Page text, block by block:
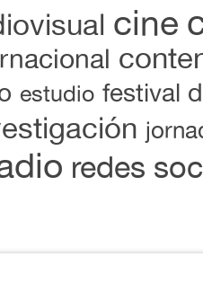
cine
estudio festival
redes